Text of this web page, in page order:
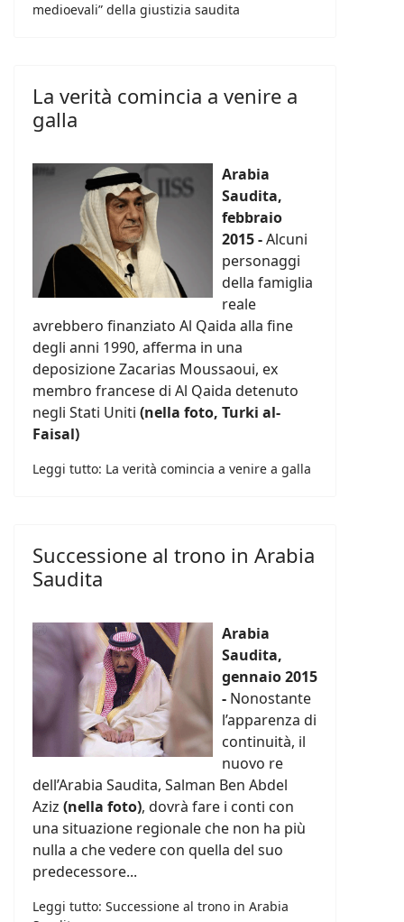
medioevali” della giustizia saudita
La verità comincia a venire a
galla
Arabia
Saudita,
febbraio
2015 -Alcuni
personaggi
della famiglia
reale
avrebbero finanziato Al Qaida alla fine
degli anni 1990, afferma in una
deposizione Zacarias Moussaoui, ex
membro francese di Al Qaida detenuto
negli Stati Uniti (nella foto, Turki al-
Faisal)
Leggi tutto: La verità comincia a venire a galla
Successione al trono in Arabia
Saudita
Arabia
Saudita,
gennaio 2015
- Nonostante
l’apparenza di
continuità, il
nuovo re
dell’Arabia Saudita, Salman Ben Abdel
Aziz (nella foto), dovrà fare i conti con
una situazione regionale che non ha più
nulla a che vedere con quella del suo
predecessore...
Leggi tutto: Successione al trono in Arabia